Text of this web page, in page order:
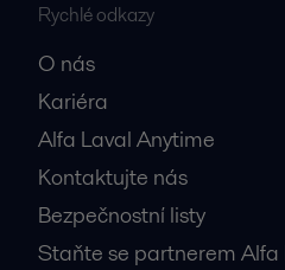
Rychlé odkazy
O nás
Kariéra
Alfa Laval Anytime
Kontaktujte nás
Bezpečnostní listy
Staňte se partnerem Alfa